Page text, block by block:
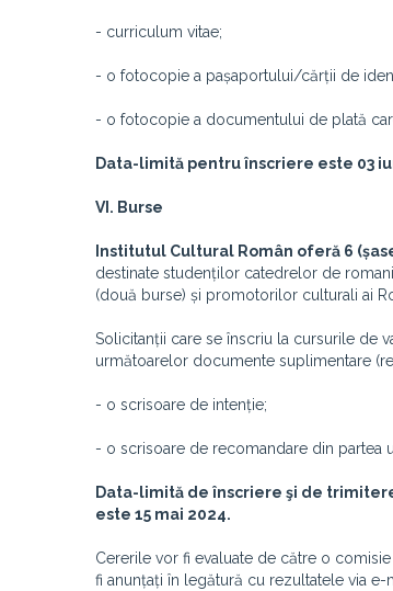
- curriculum vitae;
- o fotocopie a pașaportului/cărții de
- o fotocopie a documentului de plată
Data-limită pentru înscriere este 03
VI. Burse
Institutul Cultural Român oferă 6
destinate studenților catedrelor de
(două burse) și promotorilor culturali ai
Solicitanții care se înscriu la cursurile de
următoarelor documente suplimentare
- o scrisoare de intenție;
- o scrisoare de recomandare din partea
Data-limită de înscriere şi de
este 15 mai 2024.
Cererile vor fi evaluate de către o
fi anunțați în legătură cu rezultatele via e-